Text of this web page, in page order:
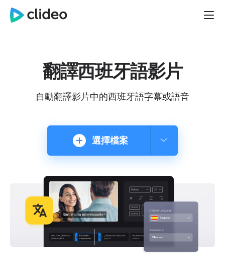
翻譯西班牙語影片
自動翻譯影片中的西班牙語字幕或語音
選擇檔案